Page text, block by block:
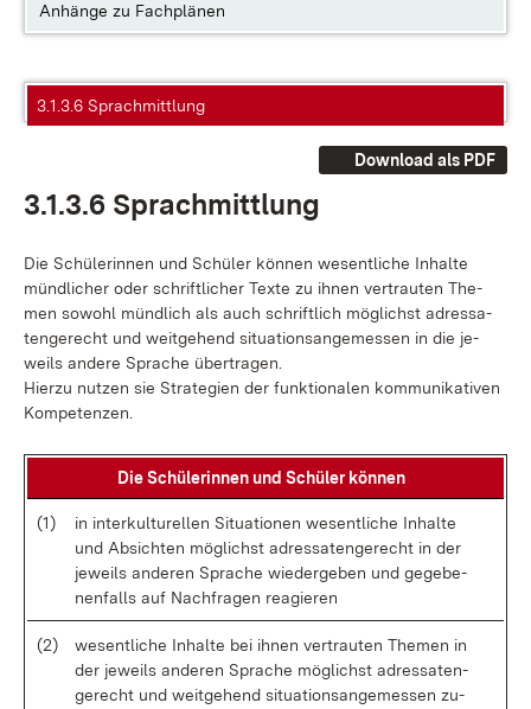
Anhänge zu Fachplänen
3.1.3.6 Sprachmittlung
Download als PDF
3.1.3.6 Sprach­mitt­lung
Die Schü­le­rin­nen und Schü­ler kön­nen we­sent­li­che In­hal­te
münd­li­cher oder schrift­li­cher Tex­te zu ih­nen ver­trau­ten The­
men so­wohl münd­lich als auch schrift­lich mög­lichst adres­sa­
ten­ge­recht und weit­ge­hend si­tua­ti­ons­an­ge­mes­sen in die je­
weils an­de­re Spra­che über­tra­gen.
Hier­zu nut­zen sie Stra­te­gi­en der funk­tio­na­len kom­mu­ni­ka­ti­ven
Kom­pe­ten­zen.
Die Schü­le­rin­nen und Schü­ler kön­nen
(1)
in in­ter­kul­tu­rel­len Si­tua­tio­nen we­sent­li­che In­hal­te
und Ab­sich­ten mög­lichst adres­sa­ten­ge­recht in der
je­weils an­de­ren Spra­che wie­der­ge­ben und ge­ge­be­
nen­falls auf Nach­fra­gen re­agie­ren
(2)
we­sent­li­che In­hal­te bei ih­nen ver­trau­ten The­men in
der je­weils an­de­ren Spra­che mög­lichst adres­sa­ten­
ge­recht und weit­ge­hend si­tua­ti­ons­an­ge­mes­sen zu­